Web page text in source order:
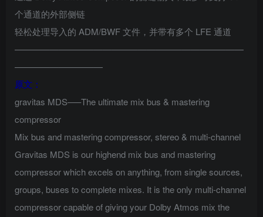
个通道的外部侧链
轻松处理导入的 ADM/BWF 文件，并带有多个 LFE 通道
——————————————————————————
——————————
原文：
gravitas MDS—–The ultimate mix bus & mastering
compressor
Mix bus and mastering compressor, stereo & multi-channel
Gravitas MDS is our highend mix bus and mastering
compressor which excels on anything, from single sources,
groups, buses to complete mixes. It is the only multi-channel
compressor capable of giving your Dolby Atmos mix the